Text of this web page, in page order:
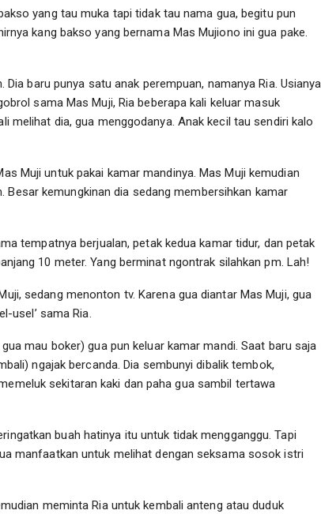
yang tau muka tapi tidak tau nama gua, begitu pun
kang bakso yang bernama Mas Mujiono ini gua pake.
baru punya satu anak perempuan, namanya Ria. Usianya
sama Mas Muji, Ria beberapa kali keluar masuk
melihat dia, gua menggodanya. Anak kecil tau sendiri kalo
Muji untuk pakai kamar mandinya. Mas Muji kemudian
kemungkinan dia sedang membersihkan kamar
tempatnya berjualan, petak kedua kamar tidur, dan petak
10 meter. Yang berminat ngontrak silahkan pm. Lah!
sedang menonton tv. Karena gua diantar Mas Muji, gua
usel’ sama Ria.
mau boker) gua pun keluar kamar mandi. Saat baru saja
ngajak bercanda. Dia sembunyi dibalik tembok,
sekitaran kaki dan paha gua sambil tertawa
buah hatinya itu untuk tidak mengganggu. Tapi
manfaatkan untuk melihat dengan seksama sosok istri
meminta Ria untuk kembali anteng atau duduk